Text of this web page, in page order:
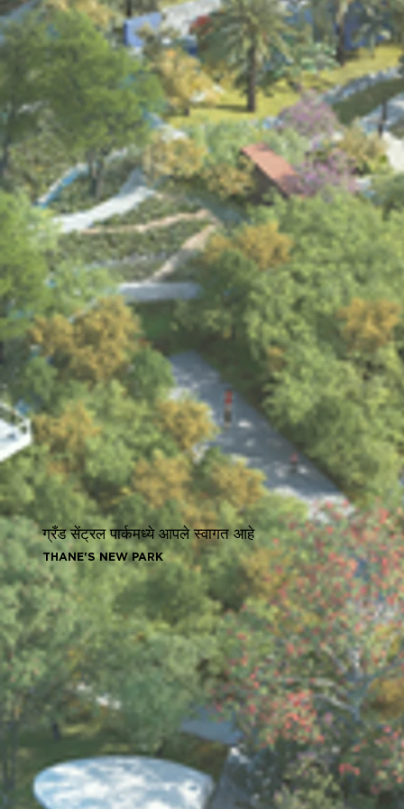
THANE'S NEW PARK
ग्रँड सेंट्रल पार्कमध्ये आपले स्वागत आहे